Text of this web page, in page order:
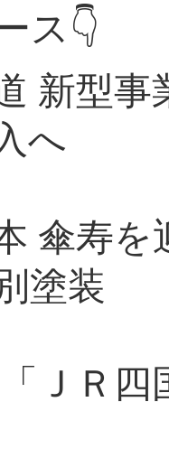
ス👇
新型
へ
傘寿
塗装
ＪＲ